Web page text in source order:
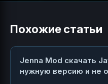
Похожие статьи
Jenna Mod скачать
нужную версию и не